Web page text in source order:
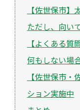
【佐世保市】
ただし、向い
【よくある
何もしない場
【佐世保市
ション実施中